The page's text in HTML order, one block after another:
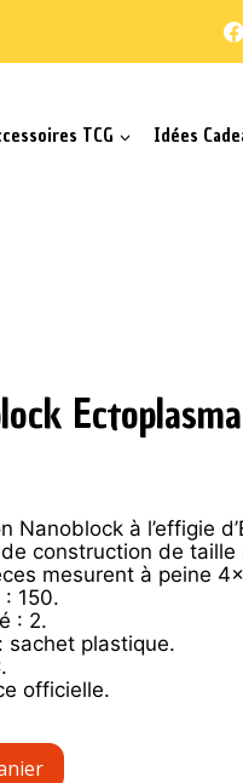
TCG Idées
Nanoblock à l’effigie
construction de
mesurent à peine
150.
: 2.
sachet plastique.
officielle.